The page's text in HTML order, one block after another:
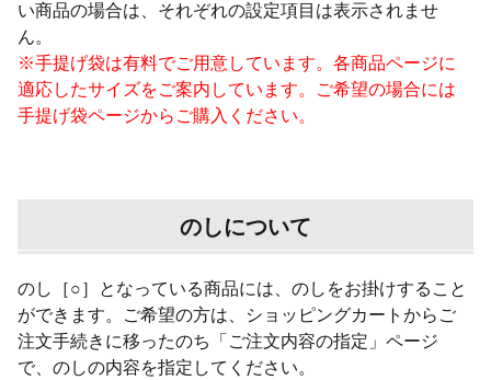
い商品の場合は、それぞれの設定項目は表示されませ
ん。
※手提げ袋は有料でご用意しています。各商品ページに
適応したサイズをご案内しています。ご希望の場合には
手提げ袋ページからご購入ください。
のしについて
のし［○］となっている商品には、のしをお掛けすること
ができます。ご希望の方は、ショッピングカートからご
注文手続きに移ったのち「ご注文内容の指定」ページ
で、のしの内容を指定してください。